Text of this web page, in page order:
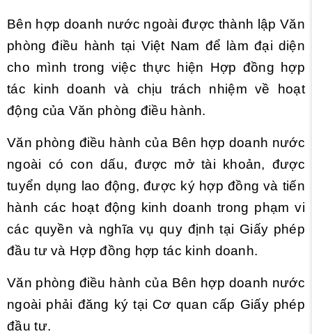
Bên hợp doanh nước ngoài được thành lập Văn
phòng điều hành tại Việt Nam để làm đại diện
cho mình trong việc thực hiện Hợp đồng hợp
tác kinh doanh và chịu trách nhiệm về hoạt
động của Văn phòng điều hành.
Văn phòng điều hành của Bên hợp doanh nước
ngoài có con dấu, được mở tài khoản, được
tuyển dụng lao động, được ký hợp đồng và tiến
hành các hoạt động kinh doanh trong phạm vi
các quyền và nghĩa vụ quy định tại Giấy phép
đầu tư và Hợp đồng hợp tác kinh doanh.
Văn phòng điều hành của Bên hợp doanh nước
ngoài phải đăng ký tại Cơ quan cấp Giấy phép
đầu tư.